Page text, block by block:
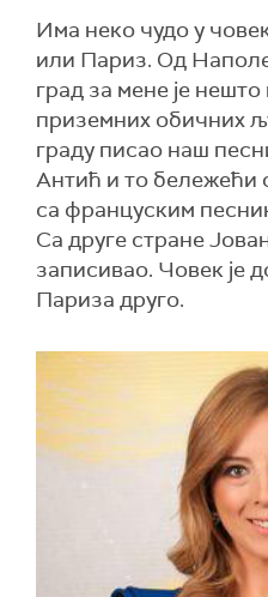
Има неко чудо у
или Париз. Од
град за мене је нешто
приземних обичних
граду писао наш
Антић и то бележећи
са француским
Са друге стране
записивао. Човек је
Париза друго.